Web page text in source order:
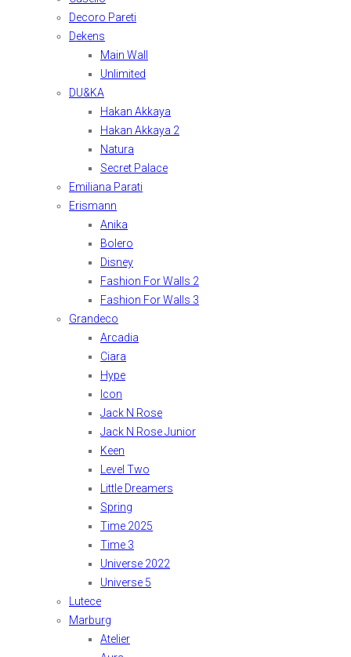
Decoro Pareti
Dekens
Main Wall
Unlimited
DU&KA
Hakan Akkaya
Hakan Akkaya 2
Natura
Secret Palace
Emiliana Parati
Erismann
Anika
Bolero
Disney
Fashion For Walls 2
Fashion For Walls 3
Grandeco
Arcadia
Ciara
Hype
Icon
Jack N Rose
Jack N Rose Junior
Keen
Level Two
Little Dreamers
Spring
Time 2025
Time 3
Universe 2022
Universe 5
Lutece
Marburg
Atelier